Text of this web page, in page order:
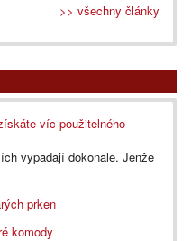
>> všechny články
víc použitelného
vypadají dokonale. Jenže
prken
komody